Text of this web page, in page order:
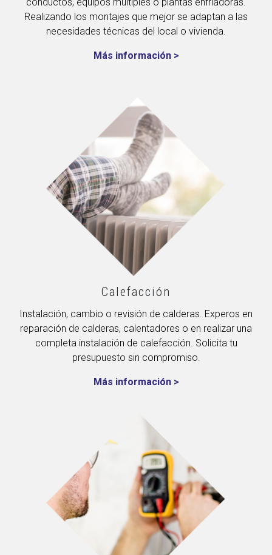
Realizando los montajes que mejor se adaptan a las
necesidades técnicas del local o vivienda.
Más información >
Calefacción
Instalación, cambio o revisión de calderas. Experos en
reparación de calderas, calentadores o en realizar una
completa instalación de calefacción. Solicita tu
presupuesto sin compromiso.
Más información >